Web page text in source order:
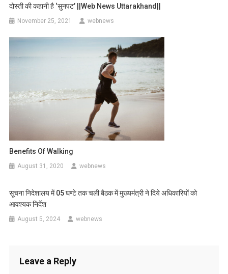
दोस्ती की कहानी है ‘सुनपट’ ||web News Uttarakhand||
November 25, 2021 webnews
Benefits Of Walking
August 31, 2020 webnews
सूचना निदेशालय में 05 घण्टे तक चली बैठक में मुख्यमंत्री ने दिये अधिकारियों को
आवश्यक निर्देश
August 5, 2024 webnews
Leave a Reply